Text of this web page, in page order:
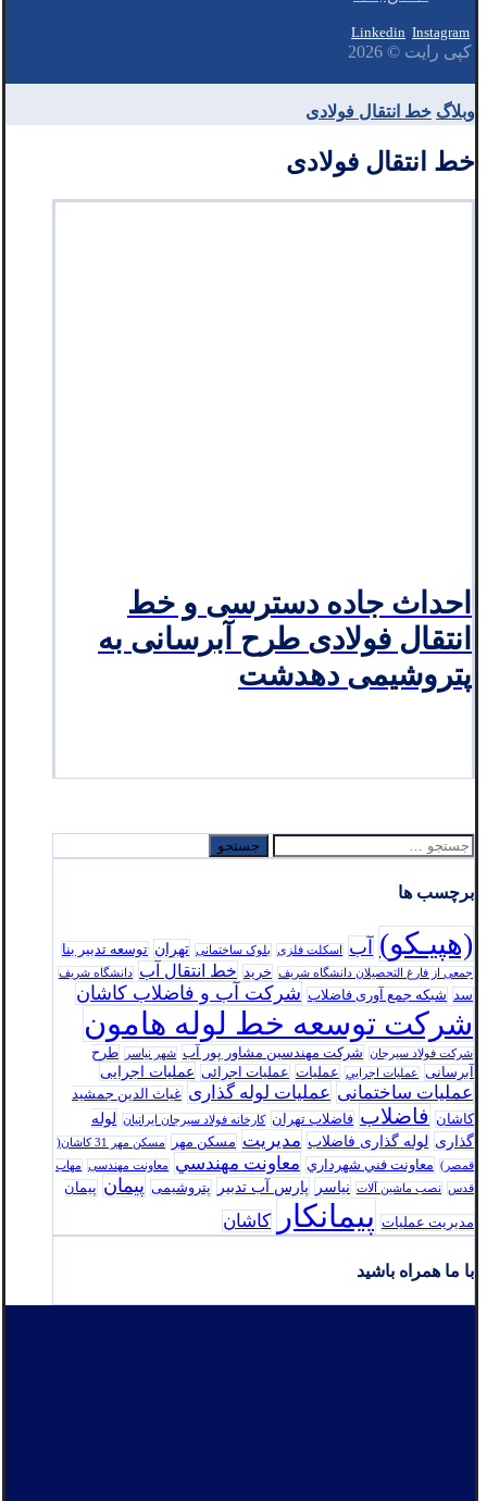
Linkedin Instagram
کپی رایت © 2026
وبلاگ خط انتقال فولادی
خط انتقال فولادی
احداث جاده دسترسی و خط
انتقال فولادی طرح آبرسانی به
پتروشیمی دهدشت
جستجو
برای:
برچسب ها
(هپیـکو) آب اسکلت فلزی بلوک ساختمانی تهران توسعه تدبير بنا
جمعی از فارغ التحصیلان دانشگاه شریف خرید خط انتقال آب دانشگاه شریف
سد شبکه جمع آوری فاضلاب شرکت آب و فاضلاب کاشان
شرکت توسعه خط لوله هامون
شرکت فولاد سيرجان شرکت مهندسین مشاور پور آب شهر نیاسر
طرح
آبرسانی
عمليات اجرايي عملیات عملیات اجرائی عملیات اجرایی
عملیات ساختمانی عملیات لوله گذاری غیاث الدین جمشید
کاشان
فاضلاب فاضلاب تهران كارخانه فولاد سيرجان ايرانيان
لوله
گذاری لوله گذاری فاضلاب مدیریت مسکن مهر
مسکن مهر 31 کاشان(
قمصر)
معاونت فني شهرداري معاونت مهندسي معاونت مهندسی
مهاب
قدس
نصب ماشین آلات نیاسر پارس‌ آب تدبير پتروشیمی پیمان پیمان
مدیریت عملیات پیمانکار کاشان
با ما همراه باشید